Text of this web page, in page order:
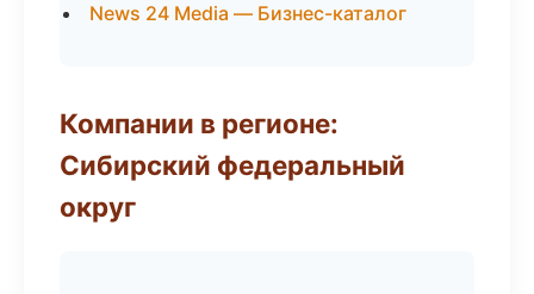
News 24 Media — Бизнес-каталог
Компании в регионе:
Сибирский федеральный
округ